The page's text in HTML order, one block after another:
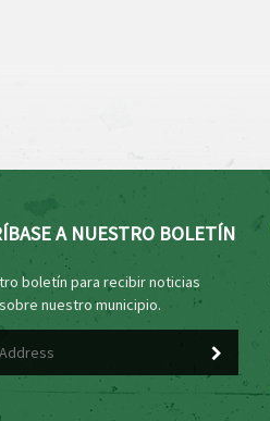
A NUESTRO BOLETÍN
boletín para recibir noticias
nuestro municipio.